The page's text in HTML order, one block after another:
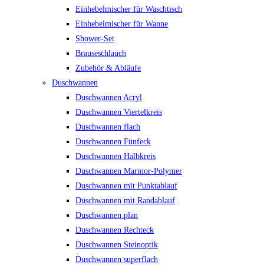
Einhebelmischer für Waschtisch
Einhebelmischer für Wanne
Shower-Set
Brauseschlauch
Zubehör & Abläufe
Duschwannen
Duschwannen Acryl
Duschwannen Viertelkreis
Duschwannen flach
Duschwannen Fünfeck
Duschwannen Halbkreis
Duschwannen Marmor-Polymer
Duschwannen mit Punktablauf
Duschwannen mit Randablauf
Duschwannen plan
Duschwannen Rechteck
Duschwannen Steinoptik
Duschwannen superflach